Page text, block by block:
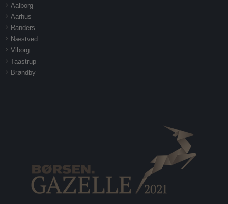
Aalborg
Aarhus
Randers
Næstved
Viborg
Taastrup
Brøndby